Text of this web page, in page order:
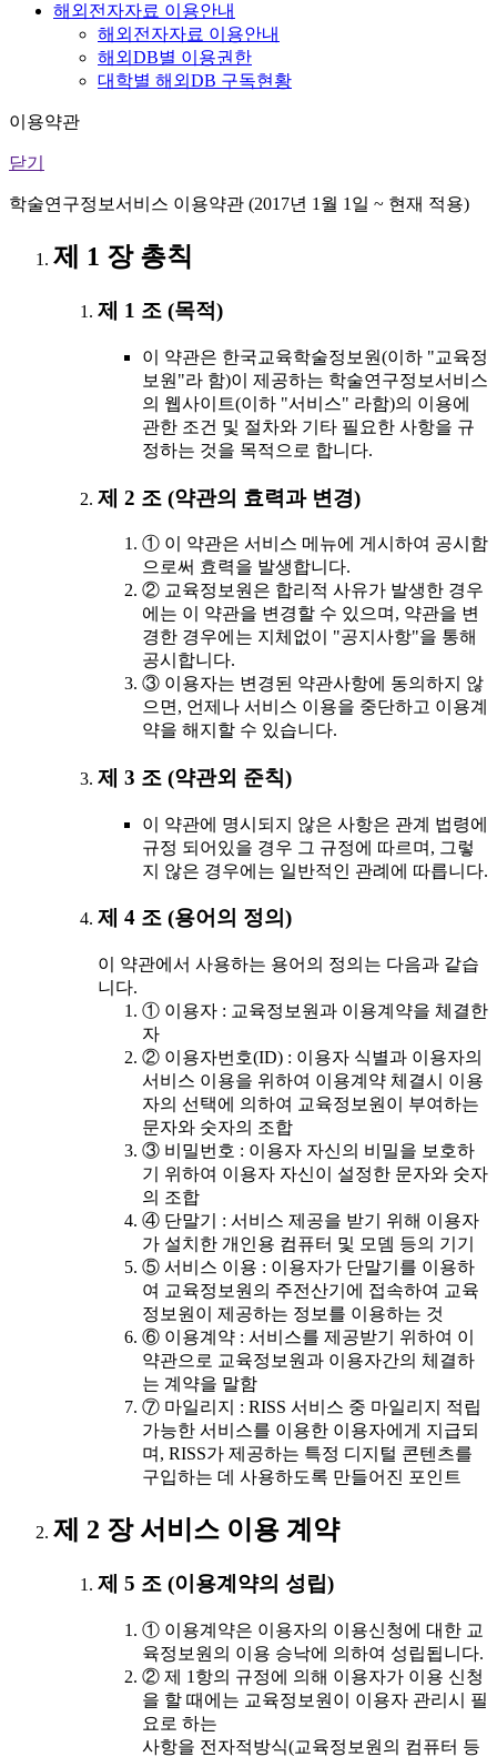
해외전자자료 이용안내
해외전자자료 이용안내
해외DB별 이용권한
대학별 해외DB 구독현황
이용약관
닫기
학술연구정보서비스 이용약관 (2017년 1월 1일 ~ 현재 적용)
제 1 장 총칙
제 1 조 (목적)
이 약관은 한국교육학술정보원(이하 "교육정
보원"라 함)이 제공하는 학술연구정보서비스
의 웹사이트(이하 "서비스" 라함)의 이용에
관한 조건 및 절차와 기타 필요한 사항을 규
정하는 것을 목적으로 합니다.
제 2 조 (약관의 효력과 변경)
① 이 약관은 서비스 메뉴에 게시하여 공시함
으로써 효력을 발생합니다.
② 교육정보원은 합리적 사유가 발생한 경우
에는 이 약관을 변경할 수 있으며, 약관을 변
경한 경우에는 지체없이 "공지사항"을 통해
공시합니다.
③ 이용자는 변경된 약관사항에 동의하지 않
으면, 언제나 서비스 이용을 중단하고 이용계
약을 해지할 수 있습니다.
제 3 조 (약관외 준칙)
이 약관에 명시되지 않은 사항은 관계 법령에
규정 되어있을 경우 그 규정에 따르며, 그렇
지 않은 경우에는 일반적인 관례에 따릅니다.
제 4 조 (용어의 정의)
이 약관에서 사용하는 용어의 정의는 다음과 같습
니다.
① 이용자 : 교육정보원과 이용계약을 체결한
자
② 이용자번호(ID) : 이용자 식별과 이용자의
서비스 이용을 위하여 이용계약 체결시 이용
자의 선택에 의하여 교육정보원이 부여하는
문자와 숫자의 조합
③ 비밀번호 : 이용자 자신의 비밀을 보호하
기 위하여 이용자 자신이 설정한 문자와 숫자
의 조합
④ 단말기 : 서비스 제공을 받기 위해 이용자
가 설치한 개인용 컴퓨터 및 모뎀 등의 기기
⑤ 서비스 이용 : 이용자가 단말기를 이용하
여 교육정보원의 주전산기에 접속하여 교육
정보원이 제공하는 정보를 이용하는 것
⑥ 이용계약 : 서비스를 제공받기 위하여 이
약관으로 교육정보원과 이용자간의 체결하
는 계약을 말함
⑦ 마일리지 : RISS 서비스 중 마일리지 적립
가능한 서비스를 이용한 이용자에게 지급되
며, RISS가 제공하는 특정 디지털 콘텐츠를
구입하는 데 사용하도록 만들어진 포인트
제 2 장 서비스 이용 계약
제 5 조 (이용계약의 성립)
① 이용계약은 이용자의 이용신청에 대한 교
육정보원의 이용 승낙에 의하여 성립됩니다.
② 제 1항의 규정에 의해 이용자가 이용 신청
을 할 때에는 교육정보원이 이용자 관리시 필
요로 하는
사항을 전자적방식(교육정보원의 컴퓨터 등